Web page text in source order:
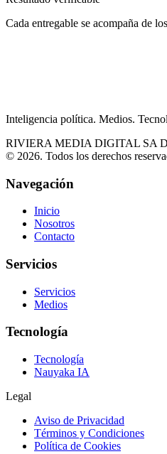
Cada entregable se acompaña de
Inteligencia política. Medios.
RIVIERA MEDIA DIGITAL SA
© 2026. Todos los derechos
Navegación
Inicio
Nosotros
Contacto
Servicios
Servicios
Medios
Tecnología
Tecnología
Nauyaka IA
Legal
Aviso de Privacidad
Términos y Condiciones
Política de Cookies